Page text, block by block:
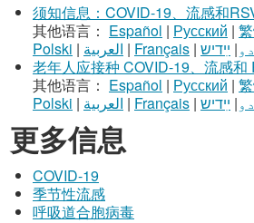
须知信息：COVID-19、流感和
其他语言： Español | Русский |
Polski | العربية | Français | | ײִדיש
老年人应接种 COVID-19、流感和
其他语言： Español | Русский |
Polski | العربية | Français | | ײִדיש
更多信息
COVID-19
季节性流感
呼吸道合胞病毒